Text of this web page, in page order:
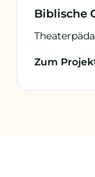
Biblische
Zum